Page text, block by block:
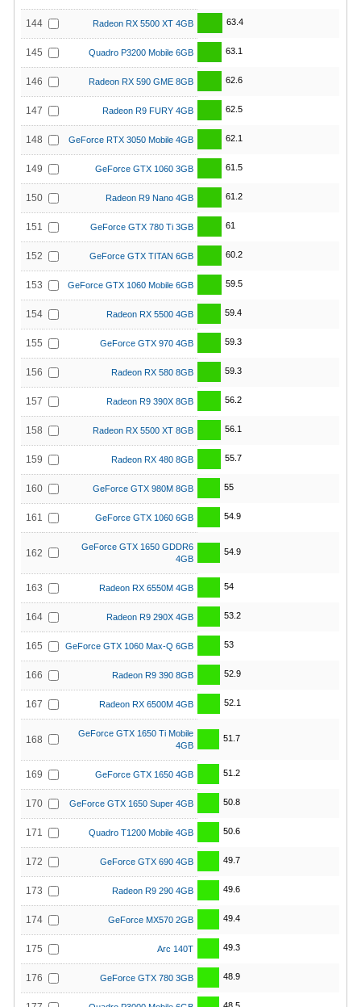
144 Radeon RX 5500 XT 4GB 63.4
145 Quadro P3200 Mobile 6GB 63.1
146 Radeon RX 590 GME 8GB 62.6
147 Radeon R9 FURY 4GB 62.5
148 GeForce RTX 3050 Mobile 4GB 62.1
149 GeForce GTX 1060 3GB 61.5
150 Radeon R9 Nano 4GB 61.2
151 GeForce GTX 780 Ti 3GB 61
152 GeForce GTX TITAN 6GB 60.2
153 GeForce GTX 1060 Mobile 6GB 59.5
154 Radeon RX 5500 4GB 59.4
155 GeForce GTX 970 4GB 59.3
156 Radeon RX 580 8GB 59.3
157 Radeon R9 390X 8GB 56.2
158 Radeon RX 5500 XT 8GB 56.1
159 Radeon RX 480 8GB 55.7
160 GeForce GTX 980M 8GB 55
161 GeForce GTX 1060 6GB 54.9
162
GeForce GTX 1650 GDDR6
4GB
54.9
163 Radeon RX 6550M 4GB 54
164 Radeon R9 290X 4GB 53.2
165 GeForce GTX 1060 Max-Q 6GB 53
166 Radeon R9 390 8GB 52.9
167 Radeon RX 6500M 4GB 52.1
168
GeForce GTX 1650 Ti Mobile
4GB
51.7
169 GeForce GTX 1650 4GB 51.2
170 GeForce GTX 1650 Super 4GB 50.8
171 Quadro T1200 Mobile 4GB 50.6
172 GeForce GTX 690 4GB 49.7
173 Radeon R9 290 4GB 49.6
174 GeForce MX570 2GB 49.4
175 Arc 140T 49.3
176 GeForce GTX 780 3GB 48.9